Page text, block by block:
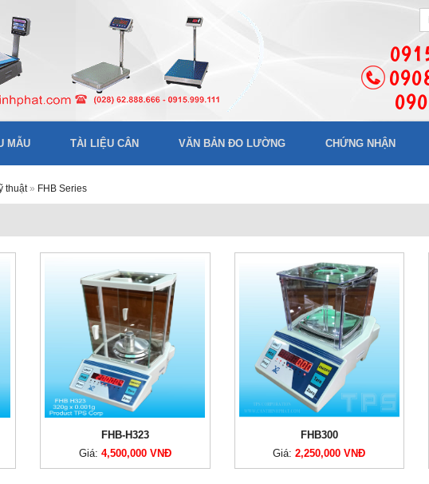
MẪU TÀI LIỆU CÂN VĂN BẢN ĐO LƯỜNG CHỨNG NHẬN
thuật» FHB Series
FHB-H323
Giá: 4,500,000 VNĐ
FHB300
Giá:2,250,000 VNĐ